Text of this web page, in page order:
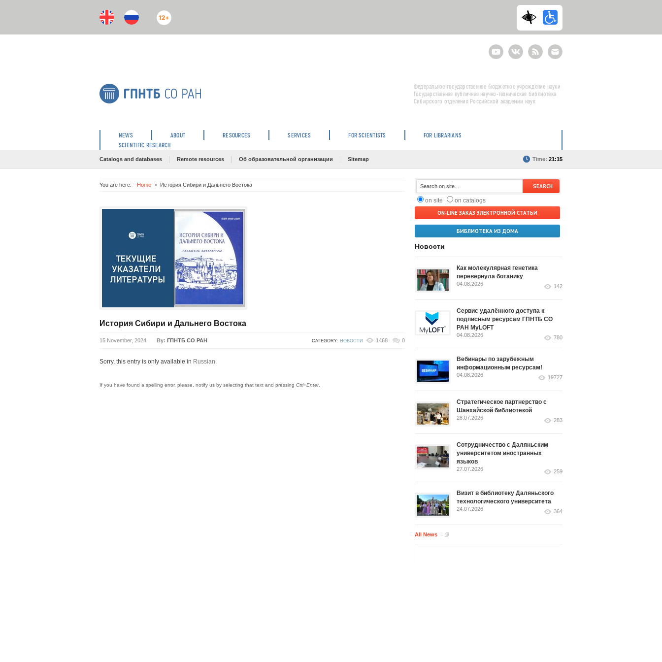
12+
YoutubeВКонтактеRSS
E-
mail
подписка
Федеральное государственное бюджетное учреждение науки
Государственная публичная научно-техническая библиотека
Сибирского отделения Российской академии наук
NEWS ABOUT RESOURCES SERVICES FOR SCIENTISTS
FOR LIBRARIANS
SCIENTIFIC RESEARCH
Catalogs and databases Remote resources Об образовательной организации Sitemap Time: 21:15
You are here: Home История Сибири и Дальнего Востока
История Сибири и Дальнего Востока
15 November, 2024 By: ГПНТБ СО РАН CATEGORY: НОВОСТИ 1468 0
Sorry, this entry is only available in Russian.
If you have found a spelling error, please, notify us by selecting that text and pressing Ctrl+Enter.
on site
on catalogs
ON-LINE ЗАКАЗ ЭЛЕКТРОННОЙ СТАТЬИ
БИБЛИОТЕКА ИЗ ДОМА
Новости
Как молекулярная генетика
перевернула ботанику
04.08.2026 142
Сервис удалённого доступа к
подписным ресурсам ГПНТБ СО
РАН MyLOFT
04.08.2026 780
Вебинары по зарубежным
информационным ресурсам!
04.08.2026 19727
Стратегическое партнерство с
Шанхайской библиотекой
28.07.2026 283
Сотрудничество с Даляньским
университетом иностранных
языков
27.07.2026 259
Визит в библиотеку Даляньского
технологического университета
24.07.2026 364
All News